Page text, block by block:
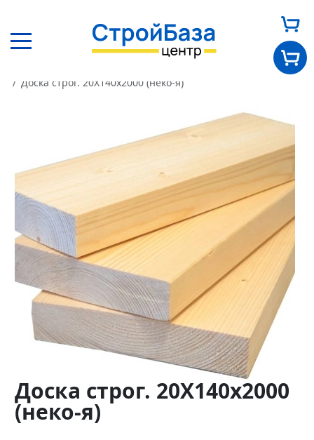
Каталог
Оплата и доставка
Новости
Контакты
Менеджер
+7 (961) 138-84-27
Доска строганая
Доска строг. 20Х140х2000 (неко-я)
Доска строг. 20Х140х2000
(неко-я)